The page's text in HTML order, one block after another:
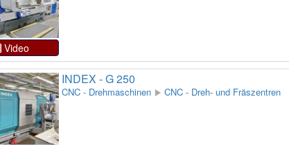
Video
INDEX - G 250
CNC - Drehmaschinen CNC - Dreh- und Fräszentren